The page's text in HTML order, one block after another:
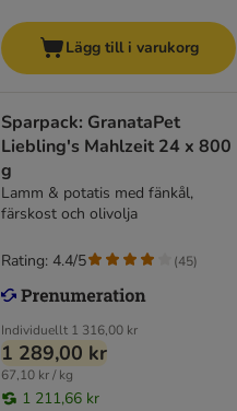
Lägg till i varukorg
Sparpack: GranataPet
Liebling's Mahlzeit 24 x 800
g
Lamm & potatis med fänkål,
färskost och olivolja
Individuellt 1 316,00 kr
1 289,00 kr
67,10 kr / kg
1 211,66 kr
Rating: 4.4/5 (45)